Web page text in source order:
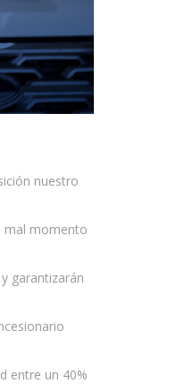
nuestro
mal momento
garantizarán
entre un 40%